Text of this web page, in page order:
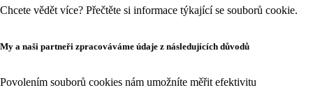
Chcete vědět více? Přečtěte si informace týkající se souborů cookie.
My a naši partneři zpracováváme údaje z následujících důvodů
Povolením souborů cookies nám umožníte měřit efektivitu